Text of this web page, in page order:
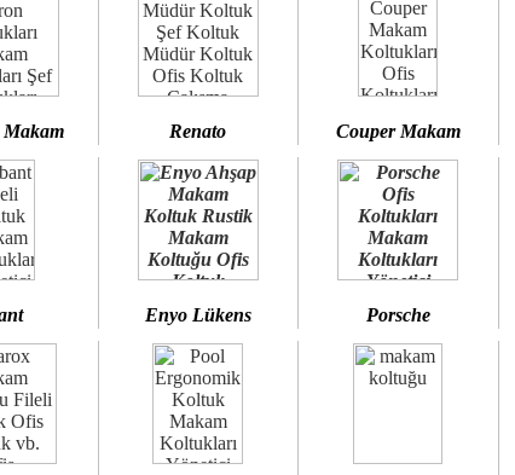
Makam Renato Couper Makam
Enyo Lükens Porsche